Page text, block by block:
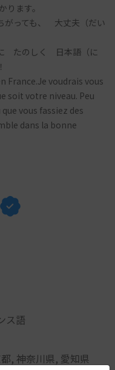
ます。
がっても、 大丈夫（だい
たのしく 日本語（に
France.Je voudrais vous
soit votre niveau. Peu
vous fassiez des
dans la bonne
ス語
, 神奈川県, 愛知県